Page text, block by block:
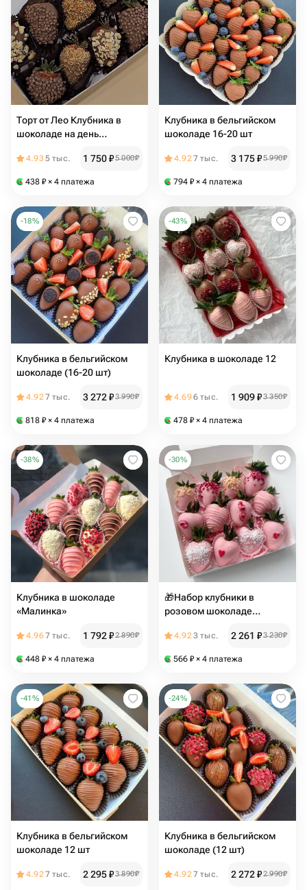
Торт от Лео Клубника в
шоколаде на день
Папе бабушке девушке
4.935 тыс. 1 750₽5 000₽
438 ₽ × 4 платежа
Клубника в бельгийском
шоколаде 16-20 шт
4.927 тыс. 3 175₽5 990₽
794 ₽ × 4 платежа
-18%
Клубника в бельгийском
шоколаде (16-20 шт)
4.927 тыс. 3 272₽3 990₽
818 ₽ × 4 платежа
-43%
Клубника в шоколаде 12
4.696 тыс. 1 909₽3 350₽
478 ₽ × 4 платежа
-38%
Клубника в шоколаде
«Малинка»
4.967 тыс. 1 792₽2 890₽
448 ₽ × 4 платежа
-30%
🎁Набор клубники в
розовом шоколаде
жене + подарок от Vivienne
4.923 тыс. 2 261 ₽3 230₽
566 ₽ × 4 платежа
-41 %
Клубника в бельгийском
шоколаде 12 шт
4.927 тыс. 2 295₽3 890₽
-24%
Клубника в бельгийском
шоколаде (12 шт)
4.927 тыс. 2 272₽2 990₽